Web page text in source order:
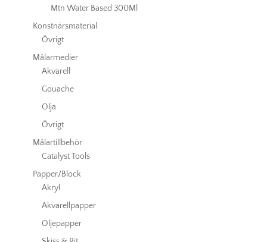
Mtn Water Based 300Ml
Konstnärsmaterial
Övrigt
Målarmedier
Akvarell
Gouache
Olja
Övrigt
Målartillbehör
Catalyst Tools
Papper/Block
Akryl
Akvarellpapper
Oljepapper